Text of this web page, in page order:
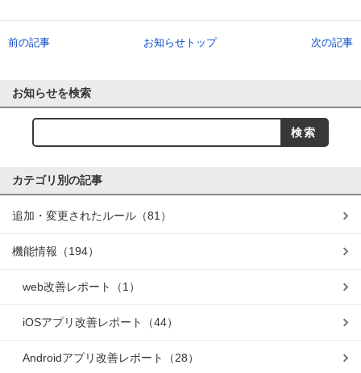
前の記事 お知らせトップ 次の記事
お知らせを検索
カテゴリ別の記事
追加・変更されたルール （81）
機能情報 （194）
web改善レポート （1）
iOSアプリ改善レポート （44）
Androidアプリ改善レポート （28）